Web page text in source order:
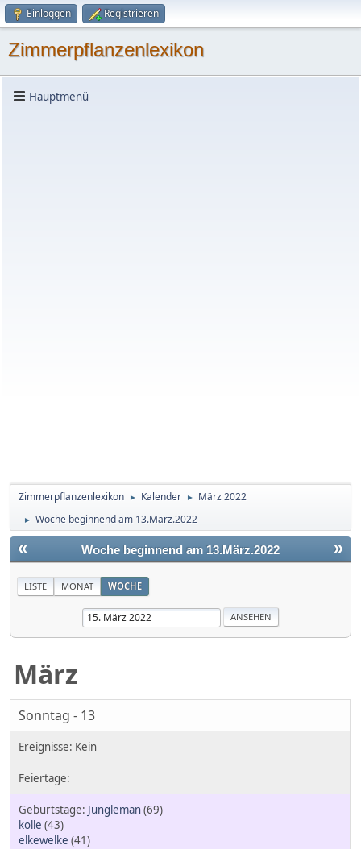
Einloggen Registrieren
Zimmerpflanzenlexikon
Hauptmenü
Zimmerpflanzenlexikon ► Kalender ► März 2022
► Woche beginnend am 13.März.2022
« »
Woche beginnend am 13.März.2022
LISTE MONAT WOCHE
März
Sonntag - 13
Jungleman(69)
kolle (43)
elkewelke (41)